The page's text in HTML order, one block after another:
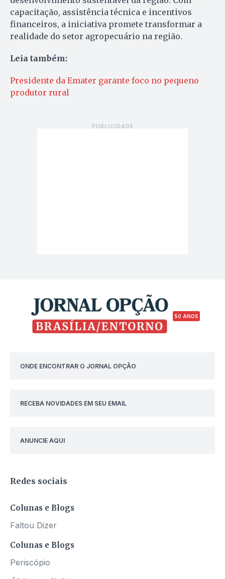
capacitação, assistência técnica e incentivos
financeiros, a iniciativa promete transformar a
realidade do setor agropecuário na região.
Leia também:
Presidente da Emater garante foco no pequeno
produtor rural
50 ANOS
ONDE ENCONTRAR O JORNAL OPÇÃO
RECEBA NOVIDADES EM SEU EMAIL
ANUNCIE AQUI
Redes sociais
Colunas e Blogs
Faltou Dizer
Colunas e Blogs
Periscópio